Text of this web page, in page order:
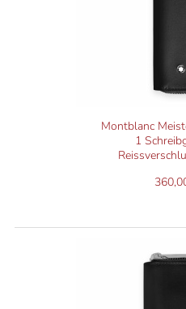
Montblanc
1